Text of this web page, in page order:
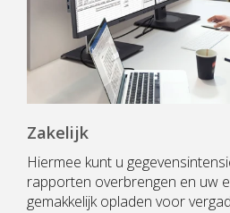
Zakelijk
Hiermee kunt u
rapporten overbrengen en uw
gemakkelijk opladen voor